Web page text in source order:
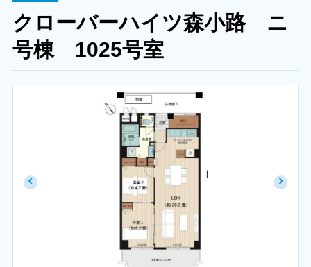
クローバーハイツ森小路 ニ
号棟 1025号室
‹ ›